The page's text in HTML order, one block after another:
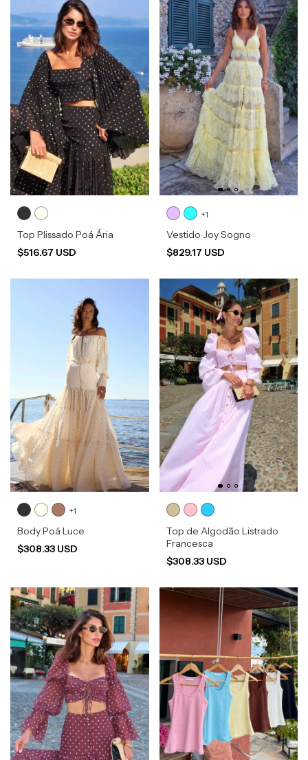
Top Plissado Poá Ária
$516.67 USD
+1
Vestido Joy Sogno
$829.17 USD
+1
Body Poá Luce
$308.33 USD
Top de Algodão Listrado
Francesca
$308.33 USD